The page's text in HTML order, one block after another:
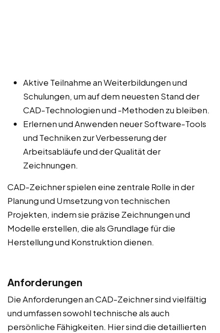
Aktive Teilnahme an Weiterbildungen und
Schulungen, um auf dem neuesten Stand der
CAD-Technologien und -Methoden zu bleiben.
Erlernen und Anwenden neuer Software-Tools
und Techniken zur Verbesserung der
Arbeitsabläufe und der Qualität der
Zeichnungen.
CAD-Zeichner spielen eine zentrale Rolle in der
Planung und Umsetzung von technischen
Projekten, indem sie präzise Zeichnungen und
Modelle erstellen, die als Grundlage für die
Herstellung und Konstruktion dienen.
Anforderungen
Die Anforderungen an CAD-Zeichner sind vielfältig
und umfassen sowohl technische als auch
persönliche Fähigkeiten. Hier sind die detaillierten